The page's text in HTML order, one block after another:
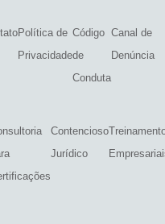
Política de
Privacidade
Código
de
Conduta
Canal de
Denúncia
Contencioso
Jurídico